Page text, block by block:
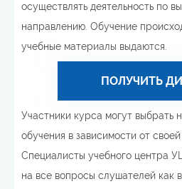
осуществлять деятельность по
направлению. Обучение
учебные материалы выдаются.
ПОЛУЧИТЬ
Участники курса могут выбрать
обучения в зависимости от своей
Специалисты учебного центра
на все вопросы слушателей как